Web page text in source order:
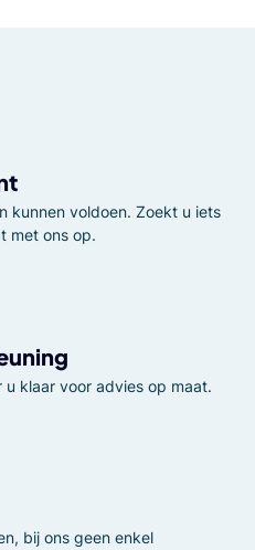
kunnen voldoen. Zoekt u iets
met ons op.
klaar voor advies op maat.
bij ons geen enkel